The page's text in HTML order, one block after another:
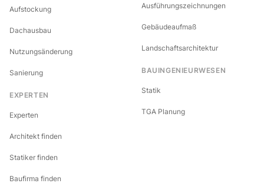
Aufstockung
Dachausbau
Nutzungsänderung
Sanierung
EXPERTEN
Experten
Architekt finden
Statiker finden
Baufirma finden
Ausführungszeichnungen
Gebäudeaufmaß
Landschaftsarchitektur
BAUINGENIEURWESEN
Statik
TGA Planung